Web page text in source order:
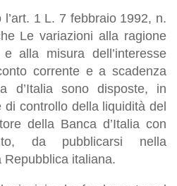
1 L. 7 febbraio 1992, n.
Le variazioni alla ragione
alla misura dell’interesse
corrente e a scadenza
d’Italia sono disposte, in
di controllo della liquidità del
della Banca d’Italia con
da pubblicarsi nella
Repubblica italiana.